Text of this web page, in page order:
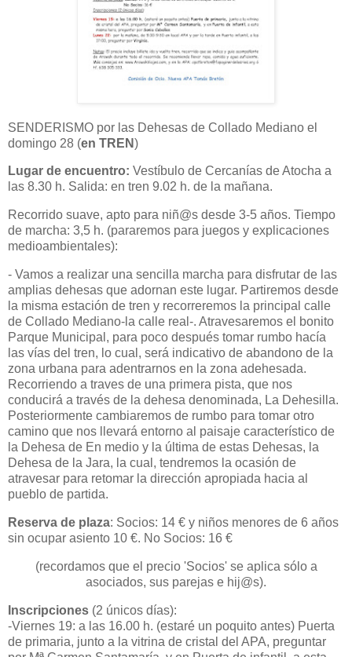
SENDERISMO por las Dehesas de Collado Mediano el
domingo 28 (en TREN)
Lugar de encuentro: Vestíbulo de Cercanías de Atocha a
las 8.30 h. Salida: en tren 9.02 h. de la mañana.
Recorrido suave, apto para niñ@s desde 3-5 años. Tiempo
de marcha: 3,5 h. (pararemos para juegos y explicaciones
medioambientales):
- Vamos a realizar una sencilla marcha para disfrutar de las
amplias dehesas que adornan este lugar. Partiremos desde
la misma estación de tren y recorreremos la principal calle
de Collado Mediano-la calle real-. Atravesaremos el bonito
Parque Municipal, para poco después tomar rumbo hacía
las vías del tren, lo cual, será indicativo de abandono de la
zona urbana para adentrarnos en la zona adehesada.
Recorriendo a traves de una primera pista, que nos
conducirá a través de la dehesa denominada, La Dehesilla.
Posteriormente cambiaremos de rumbo para tomar otro
camino que nos llevará entorno al paisaje característico de
la Dehesa de En medio y la última de estas Dehesas, la
Dehesa de la Jara, la cual, tendremos la ocasión de
atravesar para retomar la dirección apropiada hacia al
pueblo de partida.
Reserva de plaza: Socios: 14 € y niños menores de 6 años
sin ocupar asiento 10 €. No Socios: 16 €
(recordamos que el precio 'Socios' se aplica sólo a
asociados, sus parejas e hij@s).
Inscripciones (2 únicos días):
-Viernes 19: a las 16.00 h. (estaré un poquito antes) Puerta
de primaria, junto a la vitrina de cristal del APA, preguntar